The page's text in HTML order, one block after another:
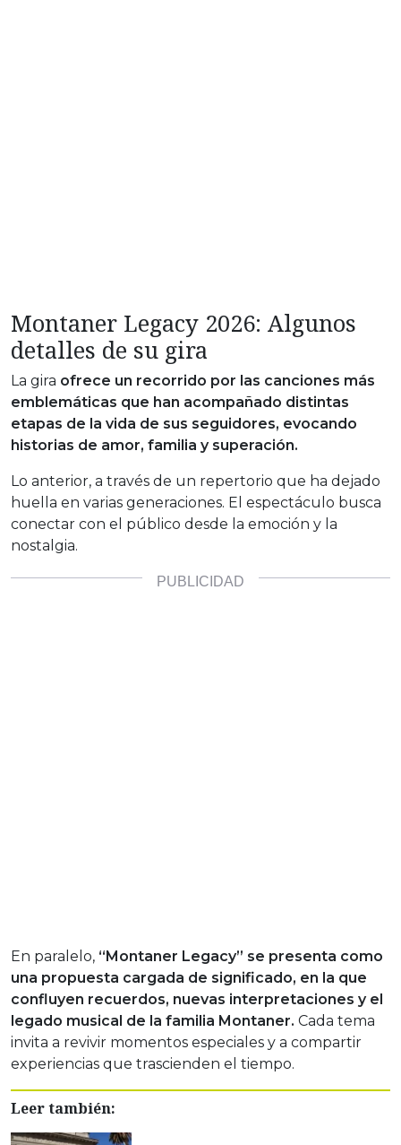
Montaner Legacy 2026: Algunos
detalles de su gira
La gira ofrece un recorrido por las canciones más
emblemáticas que han acompañado distintas
etapas de la vida de sus seguidores, evocando
historias de amor, familia y superación.
Lo anterior, a través de un repertorio que ha dejado
huella en varias generaciones. El espectáculo busca
conectar con el público desde la emoción y la
nostalgia.
En paralelo, “Montaner Legacy” se presenta como
una propuesta cargada de significado, en la que
confluyen recuerdos, nuevas interpretaciones y el
legado musical de la familia Montaner. Cada tema
invita a revivir momentos especiales y a compartir
experiencias que trascienden el tiempo.
Leer también: